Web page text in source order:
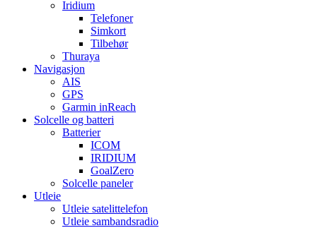
Iridium
Telefoner
Simkort
Tilbehør
Thuraya
Navigasjon
AIS
GPS
Garmin inReach
Solcelle og batteri
Batterier
ICOM
IRIDIUM
GoalZero
Solcelle paneler
Utleie
Utleie satelittelefon
Utleie sambandsradio